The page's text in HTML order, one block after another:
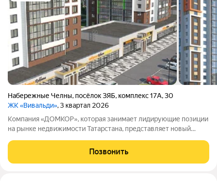
Набережные Челны, посёлок ЗЯБ, комплекс 17А,30
ЖК «Вивальди», 3 квартал 2026
Компания «ДОМКОР», которая занимает лидирующие позиции
на рынке недвижимости Татарстана, представляет новый
комфорткласс на новый уровень: здесь созданы все условия
для динамичной и благополучной жизни.
Позвонить